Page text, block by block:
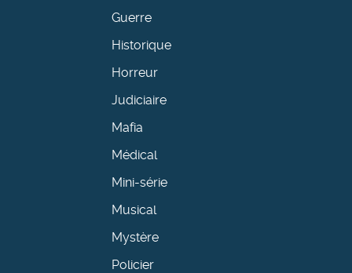
Guerre
Historique
Horreur
Judiciaire
Mafia
Médical
Mini-série
Musical
Mystère
Policier